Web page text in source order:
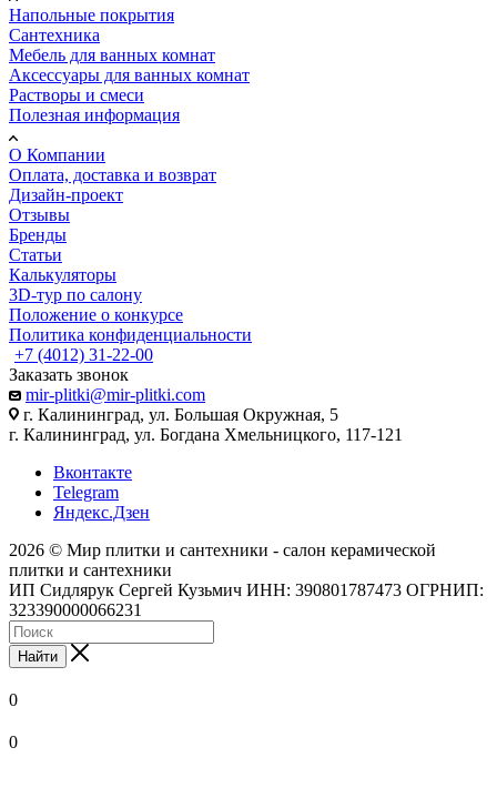
Напольные покрытия
Сантехника
Мебель для ванных комнат
Аксессуары для ванных комнат
Растворы и смеси
Полезная информация
О Компании
Оплата, доставка и возврат
Дизайн-проект
Отзывы
Бренды
Статьи
Калькуляторы
3D-тур по салону
Положение о конкурсе
Политика конфиденциальности
+7 (4012) 31-22-00
Заказать звонок
mir-plitki@mir-plitki.com
г. Калининград, ул. Большая Окружная, 5
г. Калининград, ул. Богдана Хмельницкого, 117-121
Вконтакте
Telegram
Яндекс.Дзен
2026 © Мир плитки и сантехники - салон керамической
плитки и сантехники
ИП Сидлярук Сергей Кузьмич ИНН: 390801787473 ОГРНИП:
323390000066231
Найти
0
0